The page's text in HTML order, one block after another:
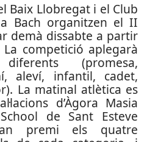
Baix Llobregat i el Club
Bach organitzen el II
demà dissabte a partir
competició aplegarà
(promesa,
aleví, infantil, cadet,
La matinal atlètica es
d’Àgora Masia
de Sant Esteve
premi els quatre